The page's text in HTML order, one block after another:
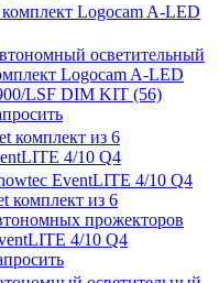
Logocam A-LED
осветительный
Logocam A-LED
LSF DIM KIT (56)
комплект из 6
4/10 Q4
EventLITE 4/10 Q4
комплект из 6
прожекторов
4/10 Q4